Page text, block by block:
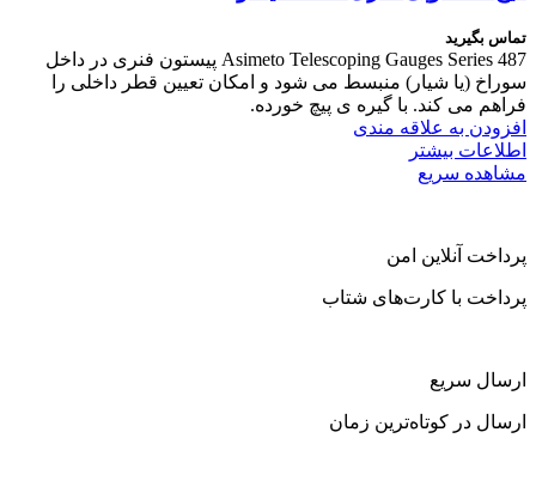
تماس بگیرید
Asimeto Telescoping Gauges Series 487 پیستون فنری در داخل
سوراخ (یا شیار) منبسط می شود و امکان تعیین قطر داخلی را
فراهم می کند. با گیره ی پیچ خورده.
افزودن به علاقه مندی
اطلاعات بیشتر
مشاهده سریع
پرداخت آنلاین امن
پرداخت با کارت‌های شتاب
ارسال سریع
ارسال در کوتاه‌ترین زمان